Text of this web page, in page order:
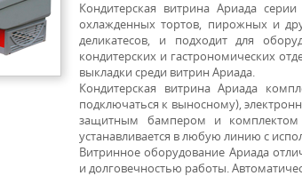
Кондитерская витрина Ариада
охлажденных тортов, пирожных и
деликатесов, и подходит для
кондитерских и гастрономических
выкладки среди витрин Ариада.
Кондитерская витрина Ариада
подключаться к выносному),
защитным бампером и
устанавливается в любую линию с
Витринное оборудование Ариада
и долговечностью работы.